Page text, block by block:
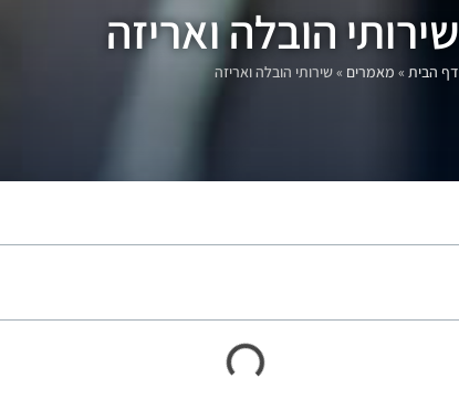
שירותי הובלה ואריזה
דף הבית» מאמרים »שירותי הובלה ואריזה